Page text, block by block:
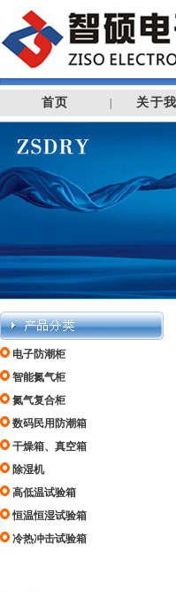
首页 关于
电子防潮柜
智能氮气柜
氮气复合柜
数码民用防潮箱
干燥箱、真空箱
除湿机
高低温试验箱
恒温恒湿试验箱
冷热冲击试验箱